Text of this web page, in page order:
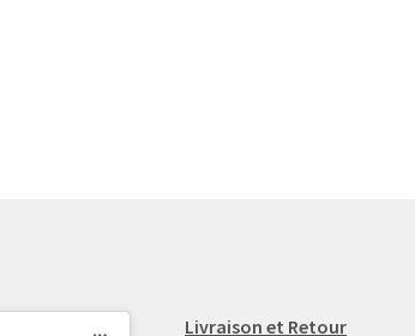
Livraison et Retour